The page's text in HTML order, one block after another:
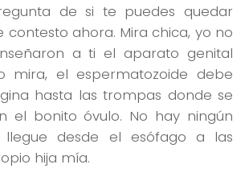
de si te puedes quedar
ahora. Mira chica, yo no
a ti el aparato genital
mira, el espermatozoide debe
hasta las trompas donde se
el bonito óvulo. No hay ningún
llegue desde el esófago a las
hija mía.